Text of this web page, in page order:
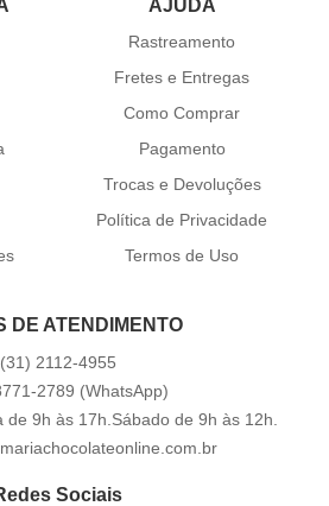
AJUDA
Rastreamento
Fretes e Entregas
Como Comprar
Pagamento
Trocas e Devoluções
Política de Privacidade
Termos de Uso
DE ATENDIMENTO
(31) 2112-4955
2789 (WhatsApp)
de 9h às 17h.Sábado de 9h às 12h.
Sociais